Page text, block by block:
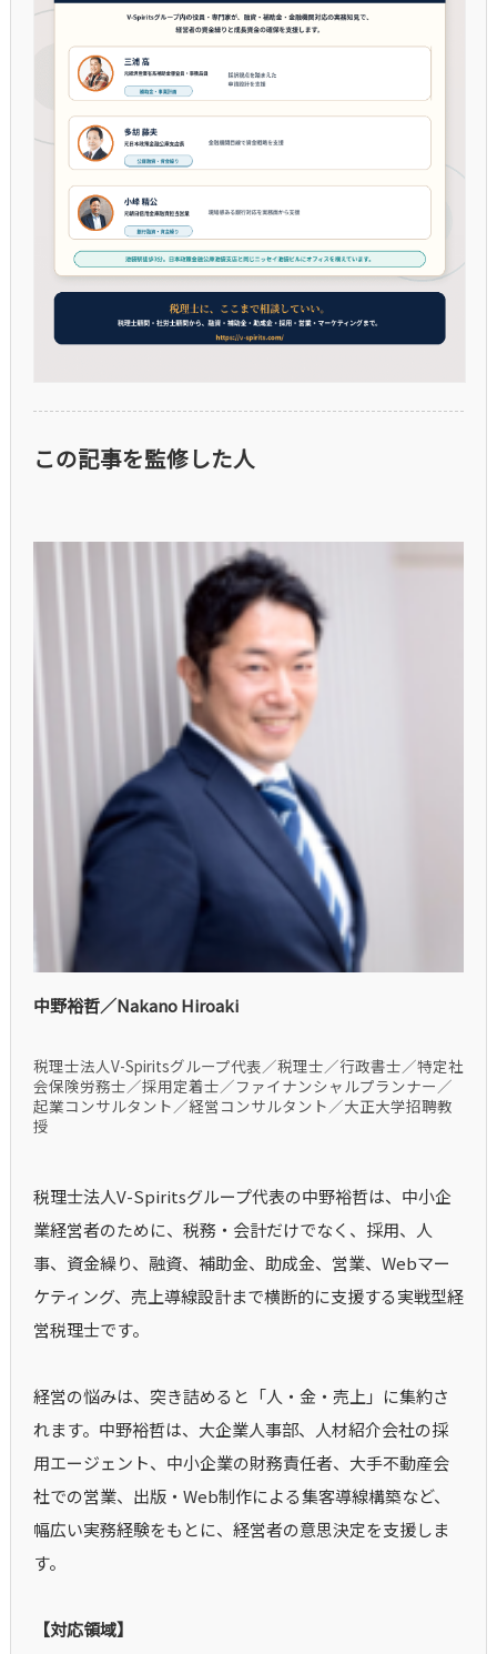
この記事を監修した人
中野裕哲／Nakano Hiroaki
税理士法人V-Spiritsグループ代表／税理士／行政書士／特定社
会保険労務士／採用定着士／ファイナンシャルプランナー／
起業コンサルタント／経営コンサルタント／大正大学招聘教
授
税理士法人V-Spiritsグループ代表の中野裕哲は、中小企
業経営者のために、税務・会計だけでなく、採用、人
事、資金繰り、融資、補助金、助成金、営業、Webマー
ケティング、売上導線設計まで横断的に支援する実戦型経
営税理士です。
経営の悩みは、突き詰めると「人・金・売上」に集約さ
れます。中野裕哲は、大企業人事部、人材紹介会社の採
用エージェント、中小企業の財務責任者、大手不動産会
社での営業、出版・Web制作による集客導線構築など、
幅広い実務経験をもとに、経営者の意思決定を支援しま
す。
【対応領域】